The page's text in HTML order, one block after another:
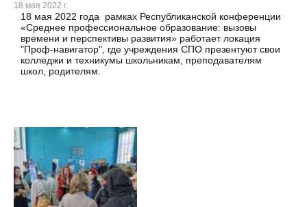
18 мая 2022 г.
18 мая 2022 года рамках Республиканской конференции
«Среднее профессиональное образование: вызовы
времени и перспективы развития» работает локация
"Проф-навигатор", где учреждения СПО презентуют свои
колледжи и техникумы школьникам, преподавателям
школ, родителям.